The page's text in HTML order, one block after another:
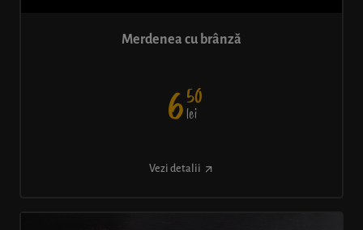
Merdenea cu brânză
650
lei
Vezi detalii